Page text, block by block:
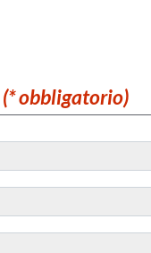
(* obbligatorio)